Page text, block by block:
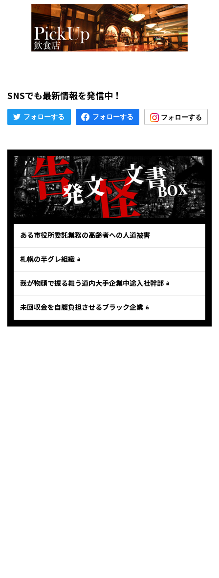
SNSでも最新情報を発信中！
ある市役所委託業務の高齢者への人道被害
札幌の半グレ組織
我が物顔で振る舞う道内大手企業中途入社幹部
未回収金を自腹負担させるブラック企業